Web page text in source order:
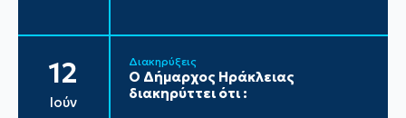
12
Ιούν
Διακηρύξεις
Ο Δήμαρχος Ηράκλειας
διακηρύττει ότι :